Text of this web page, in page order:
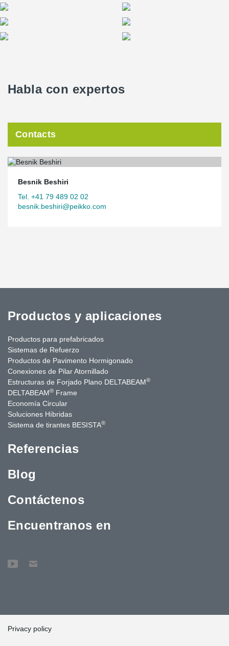
Habla con expertos
Contacts
Besnik Beshiri
Tel. +41 79 489 02 02
besnik.beshiri@peikko.com
Productos y aplicaciones
Productos para prefabricados
Sistemas de Refuerzo
Productos de Pavimento Hormigonado
Conexiones de Pilar Atornillado
Estructuras de Forjado Plano DELTABEAM®
DELTABEAM® Frame
Economía Circular
Soluciones Híbridas
Sistema de tirantes BESISTA®
Referencias
Blog
Contáctenos
Encuentranos en
Privacy policy